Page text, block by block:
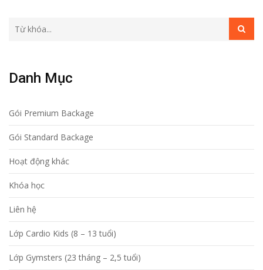
Danh Mục
Gói Premium Backage
Gói Standard Backage
Hoạt động khác
Khóa học
Liên hệ
Lớp Cardio Kids (8 – 13 tuổi)
Lớp Gymsters (23 tháng – 2,5 tuổi)